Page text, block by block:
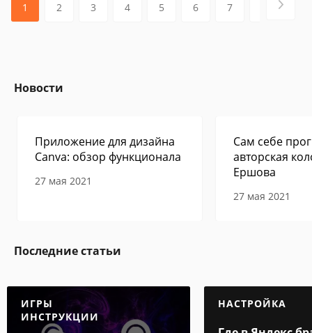
1 2 3 4 5 6 7
Новости
Приложение для дизайна
Canva: обзор функционала
27 мая 2021
Сам себе
авторская
Ершова
27 мая 2021
Последние статьи
ИГРЫ
ИНСТРУКЦИИ
НАСТРОЙКА